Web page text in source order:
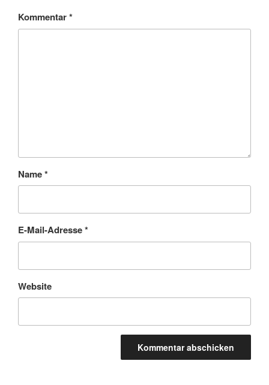
Kommentar*
Name*
E-Mail-Adresse*
Website